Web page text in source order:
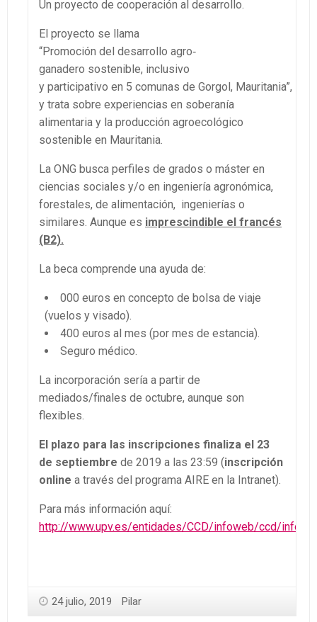
Un proyecto de cooperación al desarrollo.
El proyecto se llama
“Promoción del desarrollo agro‐
ganadero sostenible, inclusivo
y participativo en 5 comunas de Gorgol, Mauritania”,
y trata sobre experiencias en soberanía
alimentaria y la producción agroecológico
sostenible en Mauritania.
La ONG busca perfiles de grados o máster en
ciencias sociales y/o en ingeniería agronómica,
forestales, de alimentación, ingenierías o
similares. Aunque es imprescindible el francés
(B2).
La beca comprende una ayuda de:
000 euros en concepto de bolsa de viaje
(vuelos y visado).
400 euros al mes (por mes de estancia).
Seguro médico.
La incorporación sería a partir de
mediados/finales de octubre, aunque son
flexibles.
El plazo para las inscripciones finaliza el 23
de septiembre de 2019 a las 23:59 (inscripción
online a través del programa AIRE en la Intranet).
Para más información aquí:
http://www.upv.es/entidades/CCD/infoweb/ccd/info/
24 julio, 2019 Pilar